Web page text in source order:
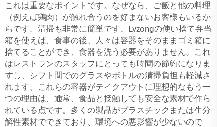
これは重要なポイントです。なぜなら、ご飯と他の料理
（例えば鶏肉）が触れ合うのを好まないお客様もいるか
らです。清掃も非常に簡単です。Lvzongの使い捨て弁当
箱を使えば、食事の後、人々は容器をそのままゴミ箱に
捨てることができ、食器を洗う必要がありません。これ
はレストランのスタッフにとっても時間の節約になりま
すし、シフト間でのグラスやボトルの清掃負担も軽減さ
れます。これらの容器がテイクアウトに理想的なもう一
つの理由は、通常、食品と接触しても安全な素材で作ら
れている点です。多くの製品がプラスチックまたは生分
解性素材でできており、環境への悪影響が少ないので